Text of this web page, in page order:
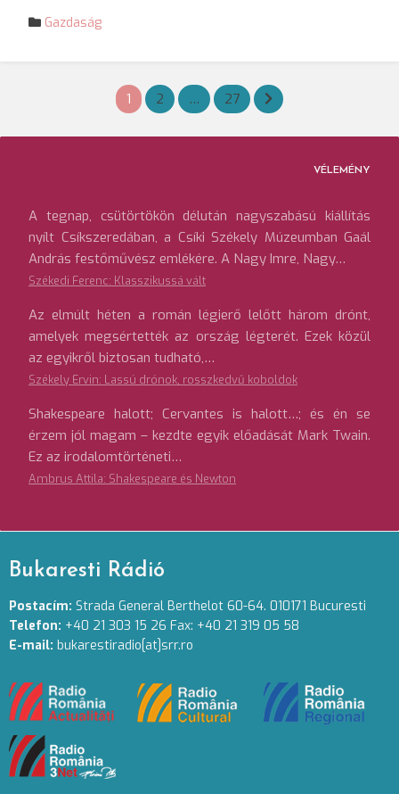
Gazdaság
Bejegyzések
lapozása
1 2 … 27
VÉLEMÉNY
A tegnap, csütörtökön délután nagyszabású kiállítás
nyílt Csíkszeredában, a Csíki Székely Múzeumban Gaál
András festőművész emlékére. A Nagy Imre, Nagy…
Székedi Ferenc: Klasszikussá vált
Az elmúlt héten a román légierő lelőtt három drónt,
amelyek megsértették az ország légterét. Ezek közül
az egyikről biztosan tudható,…
Székely Ervin: Lassú drónok, rosszkedvű koboldok
Shakespeare halott; Cervantes is halott…; és én se
érzem jól magam – kezdte egyik előadását Mark Twain.
Ez az irodalomtörténeti…
Ambrus Attila: Shakespeare és Newton
Bukaresti Rádió
Postacím: Strada General Berthelot 60-64. 010171 Bucuresti
Telefon: +40 21 303 15 26 Fax: +40 21 319 05 58
E-mail: bukarestiradio[at]srr.ro